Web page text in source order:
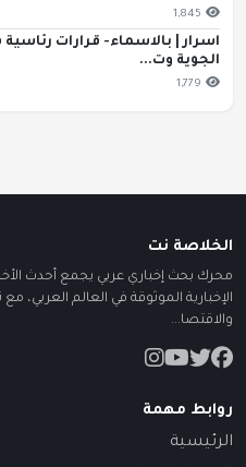
1,845
اسرار | بالاسماء- قرارات
الجوية وت...
1,779
الخلاصة نت
محرك بحث إخباري عربي يجمع أحدث
الإخبارية الموثوقة في العالم العربي،
والاقتصا...
روابط مهمة
الرئيسية